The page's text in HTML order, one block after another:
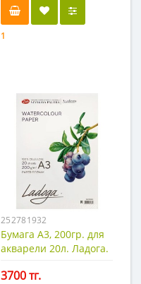
1
252781932
Бумага А3, 200гр. для
акварели 20л. Ладога.
3700 тг.